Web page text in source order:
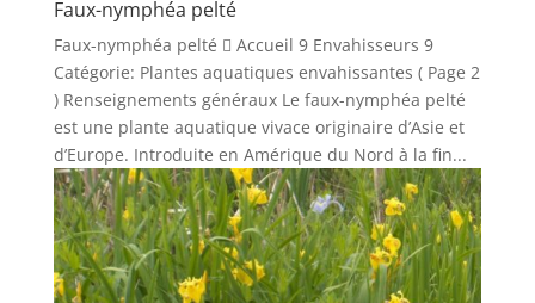
Faux-nymphéa pelté
Faux-nymphéa pelté  Accueil 9 Envahisseurs 9
Catégorie: Plantes aquatiques envahissantes ( Page 2
) Renseignements généraux Le faux-nymphéa pelté
est une plante aquatique vivace originaire d’Asie et
d’Europe. Introduite en Amérique du Nord à la fin...